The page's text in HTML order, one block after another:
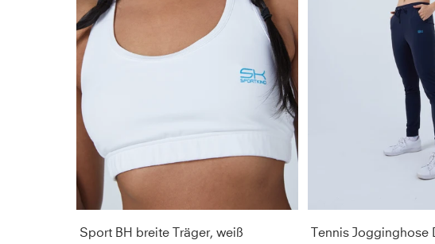
Sport BH breite Träger, weiß